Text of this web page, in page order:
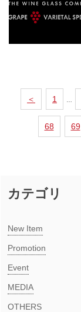
＜ 1
68 69
カテゴリ
New Item​
Promotion
Event
MEDIA​
OTHERS